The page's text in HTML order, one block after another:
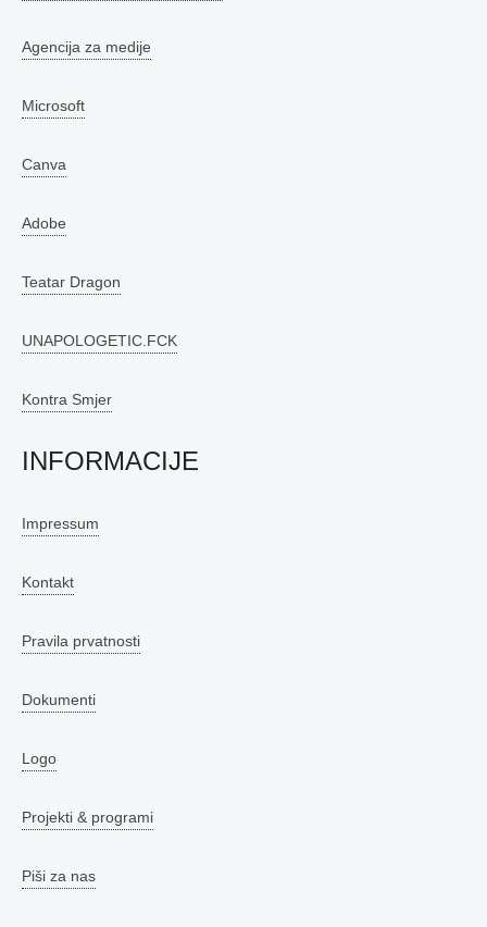
Agencija za medije
Microsoft
Canva
Adobe
Teatar Dragon
UNAPOLOGETIC.FCK
Kontra Smjer
INFORMACIJE
Impressum
Kontakt
Pravila prvatnosti
Dokumenti
Logo
Projekti & programi
Piši za nas